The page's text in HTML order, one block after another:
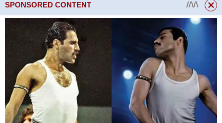
poškozen;
rostlina odumírá: bohužel k tomu
dochází, i když se zdá, že je vše
provedeno správně
(transplantace je pro levanduli
stresující a vždy hrozí úhyn
keře).
SPONSORED CONTENT